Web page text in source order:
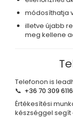
módosíthatja
illetve újabb
meg kellene
Telefonon is
📞 +36 70 309 6116
Értékesítési
készséggel